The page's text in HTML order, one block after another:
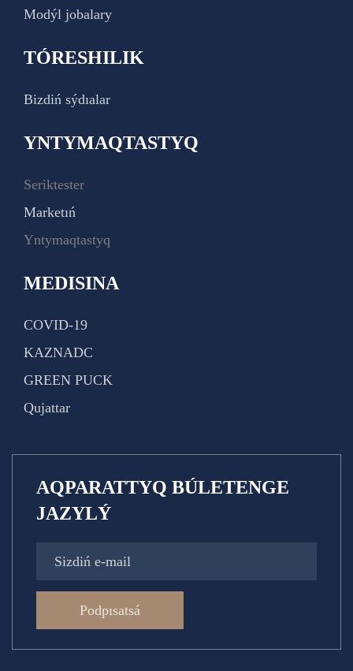
Modýl jobalary
TÓRESHILIK
Bizdiń sýdıalar
YNTYMAQTASTYQ
Seriktester
Marketıń
Yntymaqtastyq
MEDISINA
COVID-19
KAZNADC
GREEN PUCK
Qujattar
AQPARATTYQ BÚLETENGE
JAZYLÝ
Podpısatsá